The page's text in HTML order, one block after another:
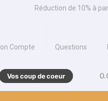
Réduction de 10% à
Compte Questions
Vos coup de coeur